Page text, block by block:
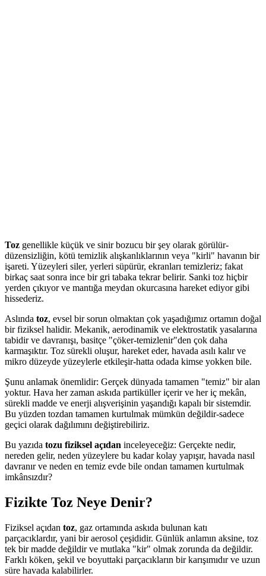
Toz genellikle küçük ve sinir bozucu bir şey olarak görülür-
düzensizliğin, kötü temizlik alışkanlıklarının veya "kirli" havanın bir
işareti. Yüzeyleri siler, yerleri süpürür, ekranları temizleriz; fakat
birkaç saat sonra ince bir gri tabaka tekrar belirir. Sanki toz hiçbir
yerden çıkıyor ve mantığa meydan okurcasına hareket ediyor gibi
hissederiz.
Aslında toz, evsel bir sorun olmaktan çok yaşadığımız ortamın doğal
bir fiziksel halidir. Mekanik, aerodinamik ve elektrostatik yasalarına
tabidir ve davranışı, basitçe "çöker-temizlenir"den çok daha
karmaşıktır. Toz sürekli oluşur, hareket eder, havada asılı kalır ve
mikro düzeyde yüzeylerle etkileşir-hatta odada kimse yokken bile.
Şunu anlamak önemlidir: Gerçek dünyada tamamen "temiz" bir alan
yoktur. Hava her zaman askıda partiküller içerir ve her iç mekân,
sürekli madde ve enerji alışverişinin yaşandığı kapalı bir sistemdir.
Bu yüzden tozdan tamamen kurtulmak mümkün değildir-sadece
geçici olarak dağılımını değiştirebiliriz.
Bu yazıda tozu fiziksel açıdan inceleyeceğiz: Gerçekte nedir,
nereden gelir, neden yüzeylere bu kadar kolay yapışır, havada nasıl
davranır ve neden en temiz evde bile ondan tamamen kurtulmak
imkânsızdır?
Fizikte Toz Neye Denir?
Fiziksel açıdan toz, gaz ortamında askıda bulunan katı
parçacıklardır, yani bir aerosol çeşididir. Günlük anlamın aksine, toz
tek bir madde değildir ve mutlaka "kir" olmak zorunda da değildir.
Farklı köken, şekil ve boyuttaki parçacıkların bir karışımıdır ve uzun
süre havada kalabilirler.